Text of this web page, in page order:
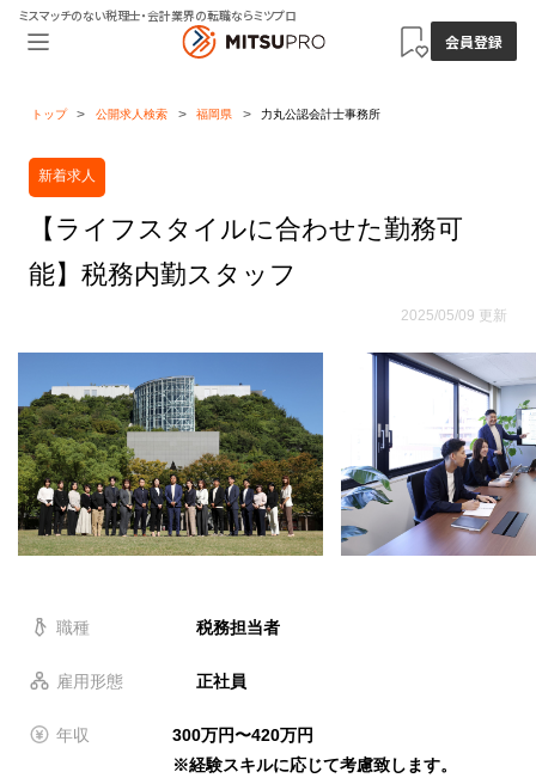
ミスマッチのない税理士・会計業界の転職ならミツプロ
会員登録
トップ 公開求人検索 福岡県 力丸公認会計士事務所
新着求人
【ライフスタイルに合わせた勤務可
能】税務内勤スタッフ
2025/05/09 更新
職種 税務担当者
雇用形態 正社員
年収
300万円〜420万円
※経験スキルに応じて考慮致します。